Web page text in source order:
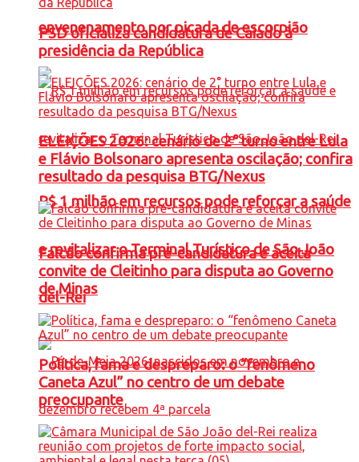
envenenamento por picada de escorpião
R$ 1 milhão em recursos pode reforçar a saúde
e revitalizar o Terminal Turístico de São João
del-Rei
PSD oficializa candidatura de Caiado à
presidência da República
ELEIÇÕES 2026: cenário de 2° turno entre Lula
e Flávio Bolsonaro apresenta oscilação; confira
resultado da pesquisa BTG/Nexus
Falcão confirma pré-candidatura e aceita
convite de Cleitinho para disputa ao Governo
de Minas
Política, fama e despreparo: o “fenômeno
Caneta Azul” no centro de um debate
preocupante